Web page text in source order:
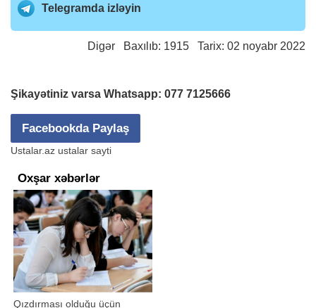
Telegramda izləyin
Digər Baxılıb: 1915 Tarix: 02 noyabr 2022
Şikayətiniz varsa Whatsapp: 077 7125666
Facebookda Paylaş
Ustalar.az ustalar sayti
Oxşar xəbərlər
Qızdırması olduğu üçün